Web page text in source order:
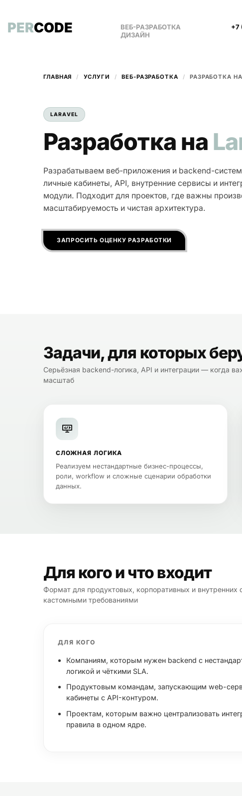
PERCODE
ВЕБ-РАЗРАБОТКА
ДИЗАЙН
+7
ГЛАВНАЯ / УСЛУГИ / ВЕБ-РАЗРАБОТКА / РАЗРАБОТКА НА
LARAVEL
Разработка на
Разрабатываем веб-приложения и backend-
личные кабинеты, API, внутренние сервисы и
модули. Подходит для проектов, где важны
масштабируемость и чистая архитектура.
ЗАПРОСИТЬ ОЦЕНКУ РАЗРАБОТКИ
Задачи, для которых
Серьёзная backend-логика, API и интеграции — когда
масштаб
СЛОЖНАЯ ЛОГИКА
Реализуем нестандартные бизнес-процессы,
роли, workflow и сложные сценарии обработки
данных.
Для кого и что входит
Формат для продуктовых, корпоративных и внутренних
кастомными требованиями
ДЛЯ КОГО
Компаниям, которым нужен backend с
логикой и чёткими SLA.
Продуктовым командам, запускающим web-
кабинеты с API-контуром.
Проектам, которым важно централизовать
правила в одном ядре.